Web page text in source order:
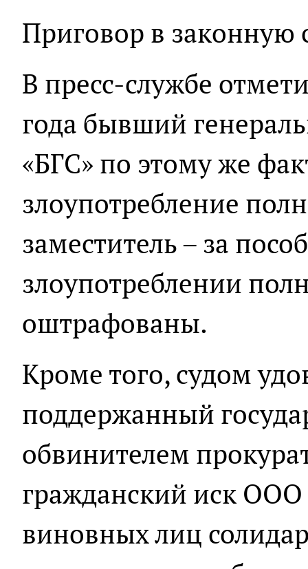
Приговор в законную
В пресс-службе
года бывший
«БГС» по этому же
злоупотребление
заместитель – за
злоупотреблении
оштрафованы.
Кроме того, судом
поддержанный
обвинителем
гражданский иск
виновных лиц